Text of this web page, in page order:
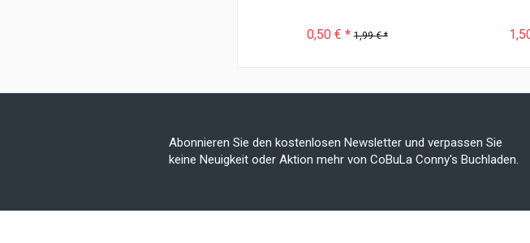
0,50 € * 1,99 € *
Abonnieren Sie den kostenlosen Newsletter und verpassen Sie
keine Neuigkeit oder Aktion mehr von CoBuLa Conny's Buchladen.